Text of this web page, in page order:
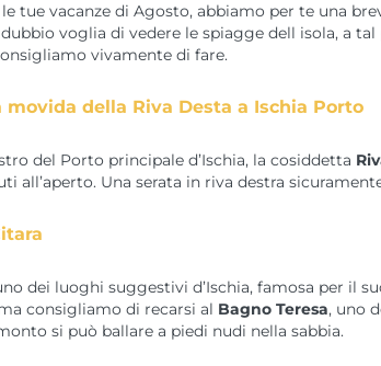
tue vacanze di Agosto, abbiamo per te una
voglia di vedere le spiagge dell isola, a
vivamente di fare.
movida della Riva Desta a Ischia Porto
del Porto principale d’Ischia, la cosiddetta
all’aperto. Una serata in riva destra
dei luoghi suggestivi d’Ischia, famosa per il
consigliamo di recarsi al Bagno Teresa, uno
si può ballare a piedi nudi nella sabbia.